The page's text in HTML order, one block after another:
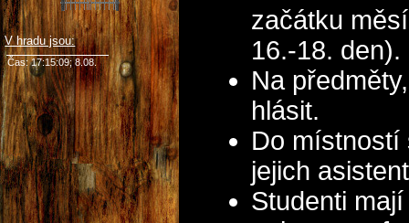
začátku
16.-18. den).
Na
hlásit.
Do místností
jejich
Studenti
V hradu jsou:
Čas: 17:15:09; 8.08.